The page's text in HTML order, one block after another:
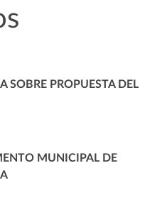
SOBRE PROPUESTA DEL
MUNICIPAL DE